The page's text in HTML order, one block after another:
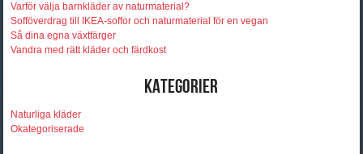
Varför välja barnkläder av naturmaterial?
Sofföverdrag till IKEA-soffor och naturmaterial för en vegan
Så dina egna växtfärger
Vandra med rätt kläder och färdkost
Kategorier
Naturliga kläder
Okategoriserade